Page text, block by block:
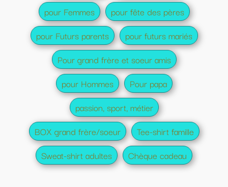
pour Femmes
pour fête des pères
pour Futurs parents
pour futurs mariés
Pour grand frère et soeur amis
pour Hommes
Pour papa
passion, sport, métier
BOX grand frère/soeur
Tee-shirt famille
Sweat-shirt adultes
Chèque cadeau